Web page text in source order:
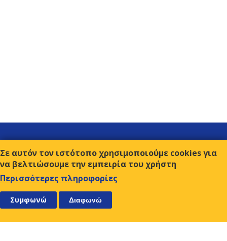
Επικοινωνία
Όροι χρήσης
Ο.Κ.Ε.
Σε αυτόν τον ιστότοπο χρησιμοποιούμε cookies για
να βελτιώσουμε την εμπειρία του χρήστη
Περισσότερες πληροφορίες
Συμφωνώ Διαφωνώ